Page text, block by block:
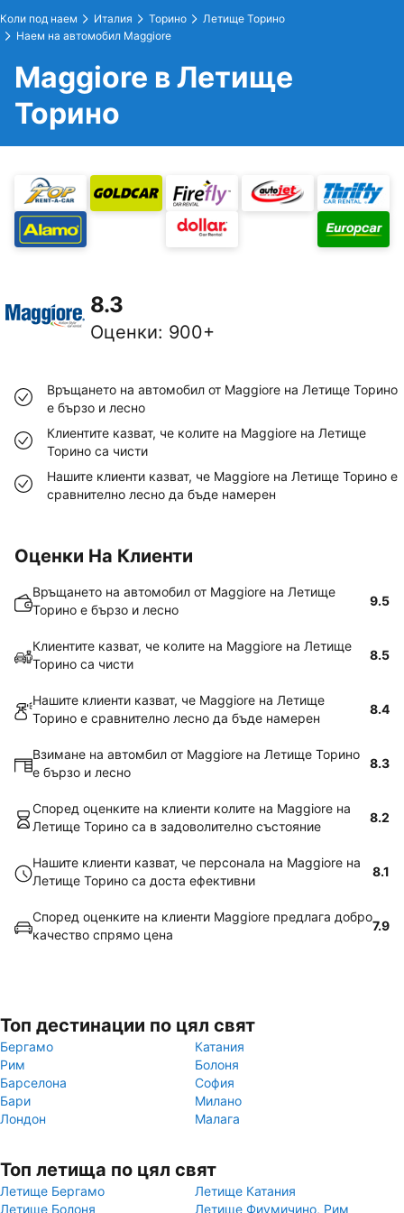
Коли под наем Италия Торино
Летище Торино
Наем на автомобил Maggiore
Maggiore в Летище
Торино
8.3
Оценки: 900+
Връщането на автомобил от Maggiore на Летище Торино
е бързо и лесно
Клиентите казват, че колите на Maggiore на Летище
Торино са чисти
Нашите клиенти казват, че Maggiore на Летище Торино е
сравнително лесно да бъде намерен
Оценки На Клиенти
Връщането на автомобил от Maggiore на Летище
Торино е бързо и лесно
9.5
Клиентите казват, че колите на Maggiore на Летище
Торино са чисти
8.5
Нашите клиенти казват, че Maggiore на Летище
Торино е сравнително лесно да бъде намерен
8.4
Взимане на автомбил от Maggiore на Летище Торино
е бързо и лесно
8.3
Според оценките на клиенти колите на Maggiore на
Летище Торино са в задоволително състояние
8.2
Нашите клиенти казват, че персонала на Maggiore на
Летище Торино са доста ефективни
8.1
Според оценките на клиенти Maggiore предлага добро
качество спрямо цена
7.9
Топ дестинации по цял свят
Бергамо
Катания
Рим
Болоня
Барселона
София
Бари
Милано
Лондон
Малага
Топ летища по цял свят
Летище Бергамо
Летище Катания
Летище Болоня
Летище Фиумичино, Рим